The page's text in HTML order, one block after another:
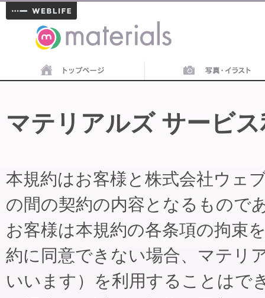
materials
マテリアルズ サービ
本規約はお客様と株式会社ウェ
の間の契約の内容となるもので
お客様は本規約の各条項の拘束
約に同意できない場合、マテリ
いいます）を利用することはで